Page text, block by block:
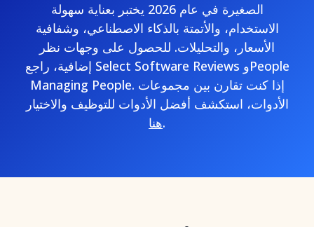
الصغيرة في عام 2026 يختبر بعناية سهولة
الاستخدام، والأتمتة بالذكاء الاصطناعي، وشفافية
الأسعار، والتحليلات. للحصول على وجهات نظر
إضافية، راجع Select Software Reviews وPeople
Managing People. إذا كنت تقارن بين مجموعات
الأدوات، استكشف أفضل الأدوات للتوظيف والاختيار
هنا.